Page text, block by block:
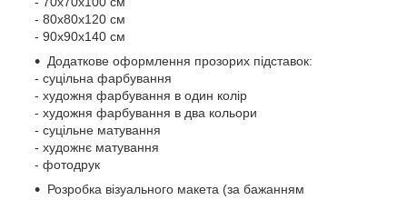
- 80х80х120 см
- 90х90х140 см
Додаткове оформлення прозорих підставок:
- суцільна фарбування
- художня фарбування в один колір
- художня фарбування в два кольори
- суцільне матування
- художнє матування
- фотодрук
Розробка візуального макета (за бажанням